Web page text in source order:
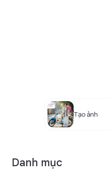
Tạo ảnh
Danh mục